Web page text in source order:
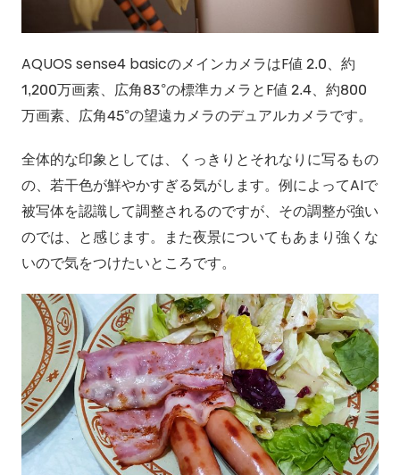
AQUOS sense4 basicのメインカメラはF値 2.0、約
1,200万画素、広角83°の標準カメラとF値 2.4、約800
万画素、広角45°の望遠カメラのデュアルカメラです。
全体的な印象としては、くっきりとそれなりに写るもの
の、若干色が鮮やかすぎる気がします。例によってAIで
被写体を認識して調整されるのですが、その調整が強い
のでは、と感じます。また夜景についてもあまり強くな
いので気をつけたいところです。